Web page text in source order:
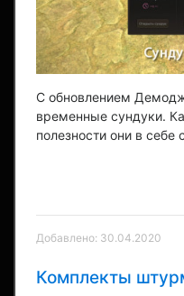
С обновлением
временные сундуки.
полезности они в себе
Добавлено: 30.04.2020
Комплекты